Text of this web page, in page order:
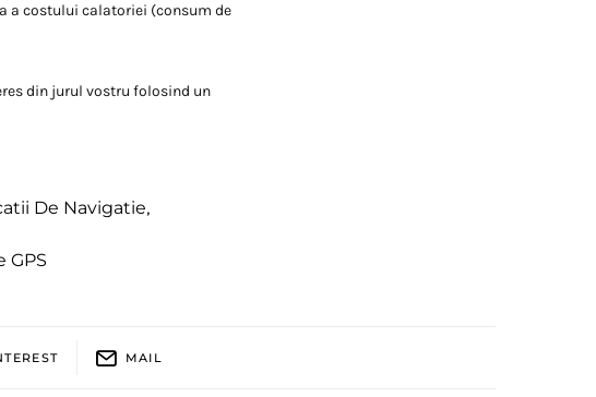
a costului calatoriei (consum de
din jurul vostru folosind un
De Navigatie,
GPS
MAIL